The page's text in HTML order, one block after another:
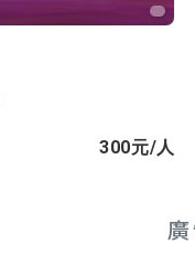
300元/人